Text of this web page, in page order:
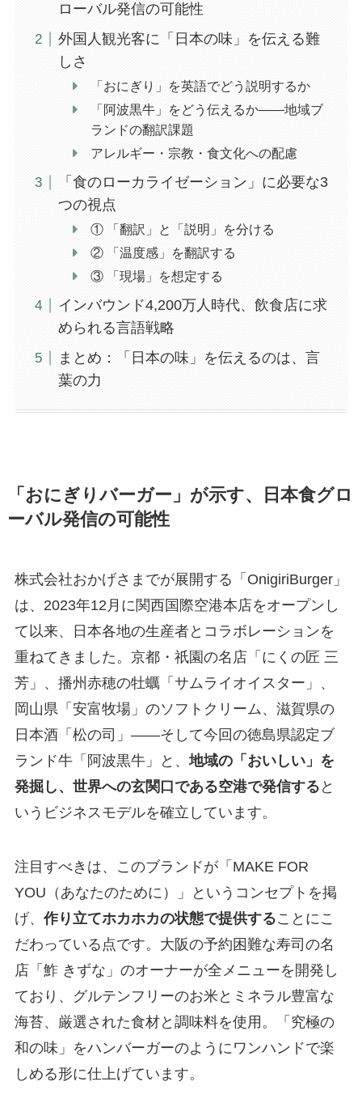
ローバル発信の可能性
外国人観光客に「日本の味」を伝える難
しさ
「おにぎり」を英語でどう説明するか
「阿波黒牛」をどう伝えるか——地域ブ
ランドの翻訳課題
アレルギー・宗教・食文化への配慮
「食のローカライゼーション」に必要な3
つの視点
① 「翻訳」と「説明」を分ける
② 「温度感」を翻訳する
③ 「現場」を想定する
インバウンド4,200万人時代、飲食店に求
められる言語戦略
まとめ：「日本の味」を伝えるのは、言
葉の力
「おにぎりバーガー」が示す、日本食グロ
ーバル発信の可能性
株式会社おかげさまでが展開する「OnigiriBurger」
は、2023年12月に関西国際空港本店をオープンし
て以来、日本各地の生産者とコラボレーションを
重ねてきました。京都・祇園の名店「にくの匠 三
芳」、播州赤穂の牡蠣「サムライオイスター」、
岡山県「安富牧場」のソフトクリーム、滋賀県の
日本酒「松の司」——そして今回の徳島県認定ブ
ランド牛「阿波黒牛」と、地域の「おいしい」を
発掘し、世界への玄関口である空港で発信する と
いうビジネスモデルを確立しています。
注目すべきは、このブランドが「MAKE FOR
YOU（あなたのために）」というコンセプトを掲
げ、 作り立てホカホカの状態で提供することにこ
だわっている点です。大阪の予約困難な寿司の名
店「鮓 きずな」のオーナーが全メニューを開発し
ており、グルテンフリーのお米とミネラル豊富な
海苔、厳選された食材と調味料を使用。「究極の
和の味」をハンバーガーのようにワンハンドで楽
しめる形に仕上げています。